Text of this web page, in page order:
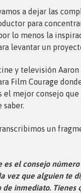
a dejar las
para
lo menos la
levantar un
y televisión
Film Courage
el mejor consejo
saber.
un
es el consejo
vez que alguien te
inmediato. Tienes